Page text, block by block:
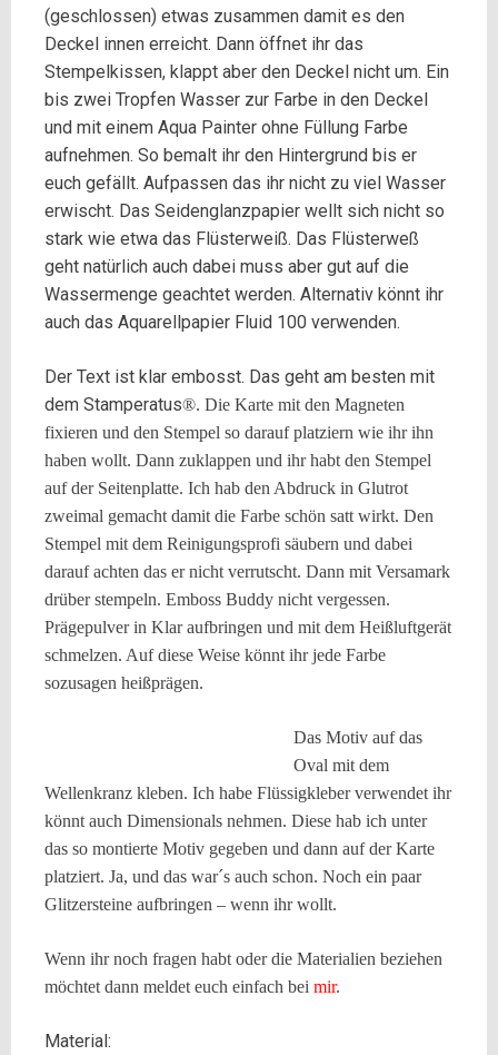
(geschlossen) etwas zusammen damit es den
Deckel innen erreicht. Dann öffnet ihr das
Stempelkissen, klappt aber den Deckel nicht um. Ein
bis zwei Tropfen Wasser zur Farbe in den Deckel
und mit einem Aqua Painter ohne Füllung Farbe
aufnehmen. So bemalt ihr den Hintergrund bis er
euch gefällt. Aufpassen das ihr nicht zu viel Wasser
erwischt. Das Seidenglanzpapier wellt sich nicht so
stark wie etwa das Flüsterweiß. Das Flüsterweß
geht natürlich auch dabei muss aber gut auf die
Wassermenge geachtet werden. Alternativ könnt ihr
auch das Aquarellpapier Fluid 100 verwenden.
Der Text ist klar embosst. Das geht am besten mit
dem Stamperatus®. Die Karte mit den Magneten
fixieren und den Stempel so darauf platziern wie ihr ihn
haben wollt. Dann zuklappen und ihr habt den Stempel
aufder Seitenplatte. Ich hab den Abdruck in Glutrot
zweimal gemacht damit die Farbe schön satt wirkt. Den
Stempel mit dem Reinigungsprofi säubern und dabei
darauf achten das er nicht verrutscht. Dann mit Versamark
drüber stempeln. Emboss Buddy nicht vergessen.
Prägepulver in Klar aufbringen und mit dem Heißluftgerät
schmelzen. Auf diese Weise könnt ihr jede Farbe
sozusagen heißprägen.
Das Motiv auf das
Oval mit dem
Wellenkranz kleben. Ich habe Flüssigkleber verwendet ihr
könnt auch Dimensionals nehmen. Diese hab ich unter
das so montierte Motiv gegeben und dann auf der Karte
platziert. Ja, und das war´s auch schon. Noch ein paar
Glitzersteine aufbringen – wenn ihr wollt.
Wenn ihr noch fragen habt oder die Materialien beziehen
möchtet dann meldet euch einfach bei mir.
Material: